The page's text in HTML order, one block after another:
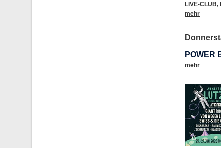
LIVE-CLUB,
mehr
POWER
mehr